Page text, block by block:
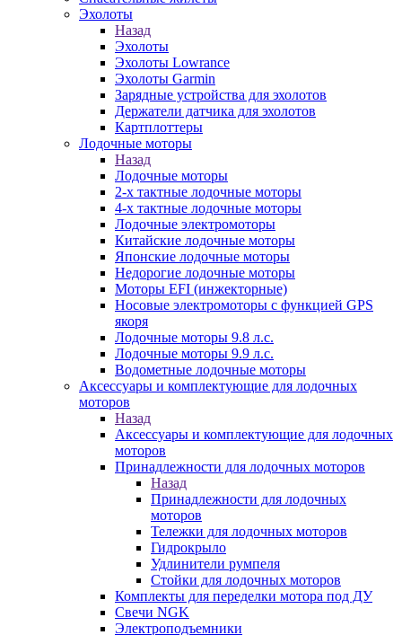
Эхолоты
Назад
Эхолоты
Эхолоты Lowrance
Эхолоты Garmin
Зарядные устройства для эхолотов
Держатели датчика для эхолотов
Картплоттеры
Лодочные моторы
Назад
Лодочные моторы
2-х тактные лодочные моторы
4-х тактные лодочные моторы
Лодочные электромоторы
Китайские лодочные моторы
Японские лодочные моторы
Недорогие лодочные моторы
Моторы EFI (инжекторные)
Носовые электромоторы с функцией GPS
якоря
Лодочные моторы 9.8 л.с.
Лодочные моторы 9.9 л.с.
Водометные лодочные моторы
Аксессуары и комплектующие для лодочных
моторов
Назад
Аксессуары и комплектующие для лодочных
моторов
Принадлежности для лодочных моторов
Назад
Принадлежности для лодочных
моторов
Тележки для лодочных моторов
Гидрокрыло
Удлинители румпеля
Стойки для лодочных моторов
Комплекты для переделки мотора под ДУ
Свечи NGK
Электроподъемники